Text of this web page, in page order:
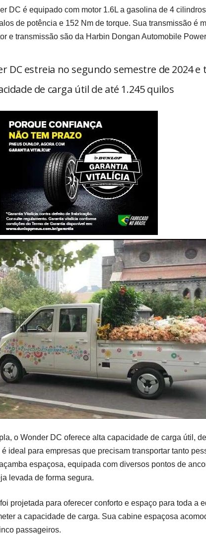
DC é equipado com motor 1.6L a gasolina de 4
de potência e 152 Nm de torque. Sua transmissão é
e transmissão são da Harbin Dongan Automobile
DC estreia no segundo semestre de 2024 e
de carga útil de até 1.245 quilos
o Wonder DC oferece alta capacidade de carga útil,
ideal para empresas que precisam transportar tanto
espaçosa, equipada com diversos pontos de
levada de forma segura.
projetada para oferecer conforto e espaço para toda a
a capacidade de carga. Sua cabine espaçosa
passageiros.